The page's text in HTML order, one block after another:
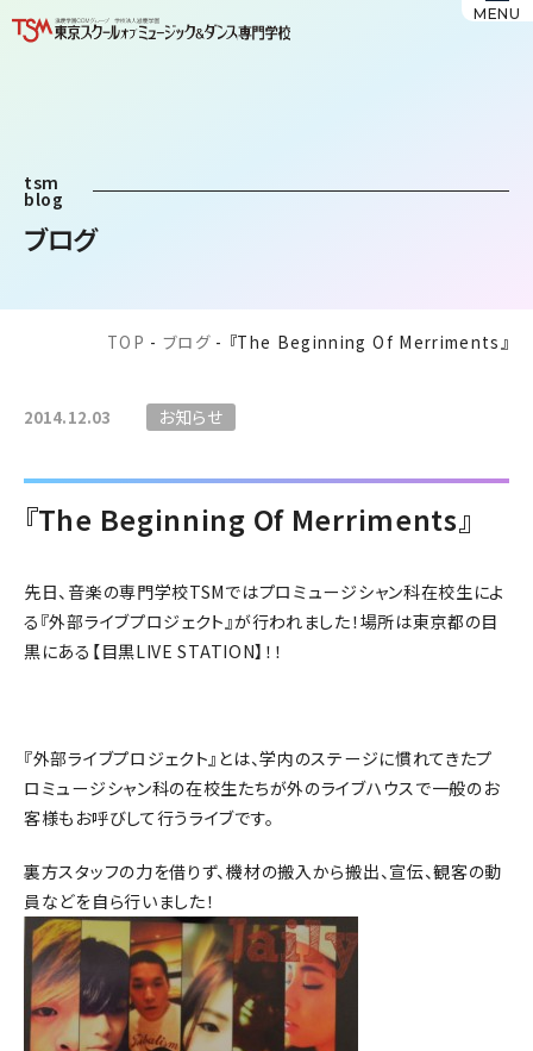
MENU
tsm
blog
ブログ
TOP - ブログ- 『The Beginning Of Merriments』
2014.12.03 お知らせ
『The Beginning Of Merriments』
先日、音楽の専門学校TSMではプロミュージシャン科在校生によ
る『外部ライブプロジェクト』が行われました！場所は東京都の目
黒にある【目黒LIVE STATION】！！
『外部ライブプロジェクト』とは、学内のステージに慣れてきたプ
ロミュージシャン科の在校生たちが外のライブハウスで一般のお
客様もお呼びして行うライブです。
裏方スタッフの力を借りず、機材の搬入から搬出、宣伝、観客の動
員などを自ら行いました！